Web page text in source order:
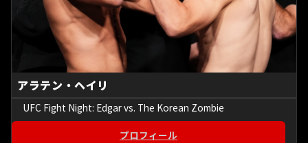
アラテン・ヘイリ
UFC Fight Night: Edgar vs. The Korean Zombie
プロフィール